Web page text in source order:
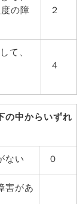
の障
２
て、
４
の中からいずれ
ない ０
害があ